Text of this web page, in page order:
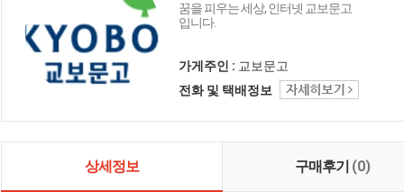
꿈을 피우는 세상, 인터넷 교보문고
입니다.
가게주인 : 교보문고
전화 및 택배정보
상세정보 구매후기 (0)